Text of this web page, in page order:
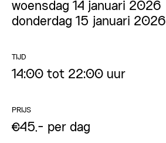
woensdag 14 januari 2026
donderdag 15 januari 2026
TIJD
14:00 tot 22:00 uur
PRIJS
€45,- per dag